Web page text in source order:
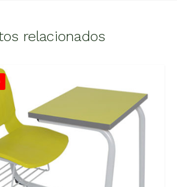
relacionados